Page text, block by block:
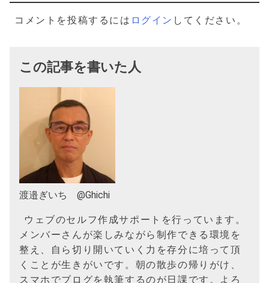
シ
コメントを投稿するには ログイン してください。
この記事を書いた人
渡邉ぎいち @Ghichi
ウェブのセルフ作成サポートを行っています。
メンバーさんが楽しみながら制作できる環境を
整え、自ら切り開いていく力を存分に培って頂
くことが生きがいです。朝の散歩の帰りがけ、
スマホでブログを執筆するのが日課です。よろ